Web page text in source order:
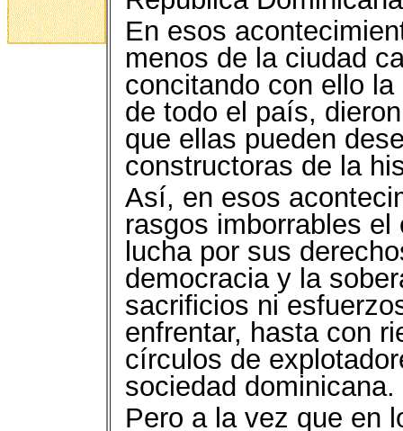
En esos
menos de la ciudad
concitando con ello
de todo el país,
que ellas pueden
constructoras de la
Así, en esos
rasgos imborrables
lucha por sus
democracia y la
sacrificios ni
enfrentar, hasta con
círculos de
sociedad dominicana.
Pero a la vez que en